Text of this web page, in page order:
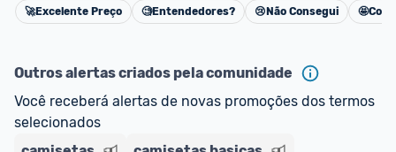
oferta do Promobit, ou de um vendedor Oficial
E lembre-se: você sempre pode contar ajuda da
comunidade para tirar dúvidas ou acionar os
nossos Admins marcando
comentário ou através do Fale com o Promobit.
Cancelar
🚀Excelente Preço 🧐Entendedores? 😢 Não Consegui 🤩
Outros alertas criados pela comunidade
Você receberá alertas de novas promoções dos termos
selecionados